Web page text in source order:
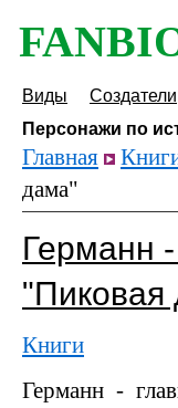
Виды Создатели
Персонажи по
Главная
дама"
Германн
"Пиковая
Книги
Германн -